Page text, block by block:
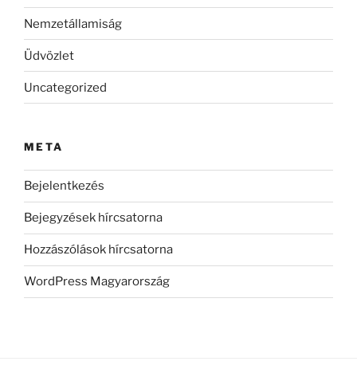
Nemzetállamiság
Üdvözlet
Uncategorized
META
Bejelentkezés
Bejegyzések hírcsatorna
Hozzászólások hírcsatorna
WordPress Magyarország